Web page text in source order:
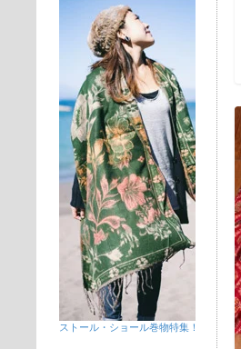
ストール・ショール巻物特集！